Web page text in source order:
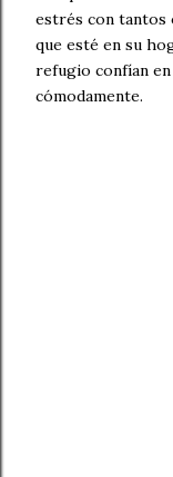
estrés con tantos
que esté en su
refugio confían
cómodamente.